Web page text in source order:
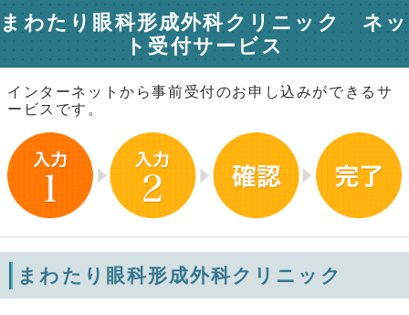
まわたり眼科形成外科クリニック ネッ
ト受付サービス
インターネットから事前受付のお申し込みができるサ
ービスです。
まわたり眼科形成外科クリニック